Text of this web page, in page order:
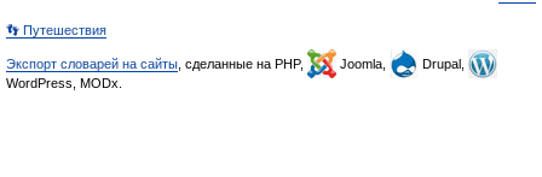
👣 Путешествия
Экспорт словарей на сайты , сделанные на PHP, Joomla,
Drupal,
WordPress, MODx.